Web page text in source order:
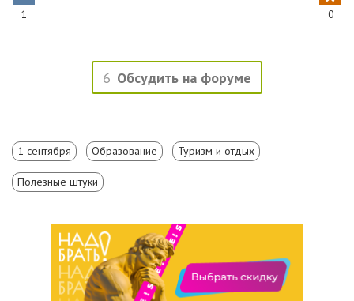
1 0
6 Обсудить на форуме
1 сентября Образование Туризм и отдых
Полезные штуки